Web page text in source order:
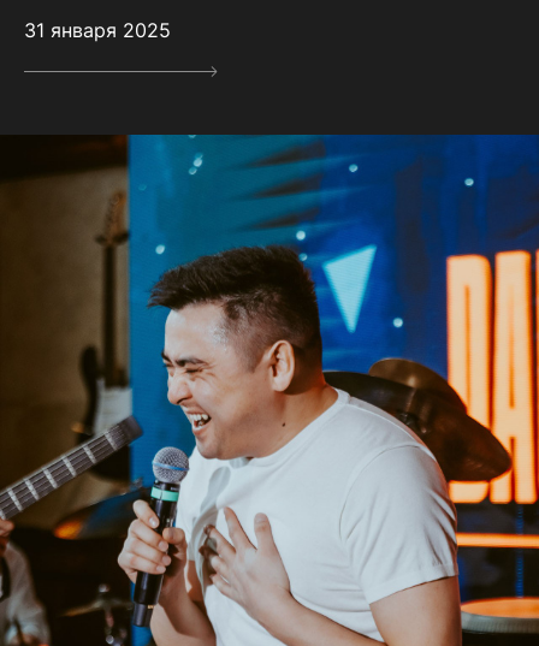
31 января 2025